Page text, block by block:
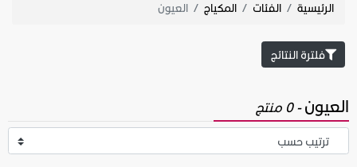
الرئيسية الفئات المكياج العيون
فلترة النتائج
العيون- 0 منتج